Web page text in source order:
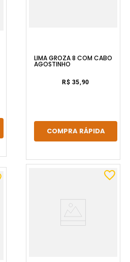
LIMA GROZA 8 COM CABO
AGOSTINHO
R$ 35,90
COMPRA RÁPIDA